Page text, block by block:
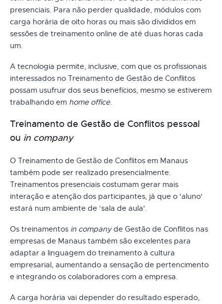
presenciais. Para não perder qualidade, módulos com
carga horária de oito horas ou mais são divididos em
sessões de treinamento online de até duas horas cada
um.
A tecnologia permite, inclusive, com que os profissionais
interessados no Treinamento de Gestão de Conflitos
possam usufruir dos seus benefícios, mesmo se estiverem
trabalhando em home office.
Treinamento de Gestão de Conflitos pessoal
ou in company
O Treinamento de Gestão de Conflitos em Manaus
também pode ser realizado presencialmente.
Treinamentos presenciais costumam gerar mais
interação e atenção dos participantes, já que o 'aluno'
estará num ambiente de ‘sala de aula'.
Os treinamentos in companyde Gestão de Conflitos nas
empresas de Manaus também são excelentes para
adaptar a linguagem do treinamento à cultura
empresarial, aumentando a sensação de pertencimento
e integrando os colaboradores com a empresa.
A carga horária vai depender do resultado esperado,